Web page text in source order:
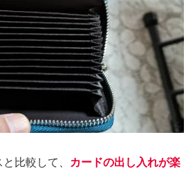
比較して、
カードの出し入れが楽